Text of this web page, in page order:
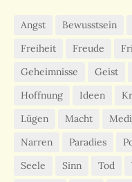
Angst Bewusstsein
Freiheit
Freude
Geheimnisse
Geist
Hoffnung
Ideen
Lügen
Macht
Narren
Paradies
Seele
Sinn Tod